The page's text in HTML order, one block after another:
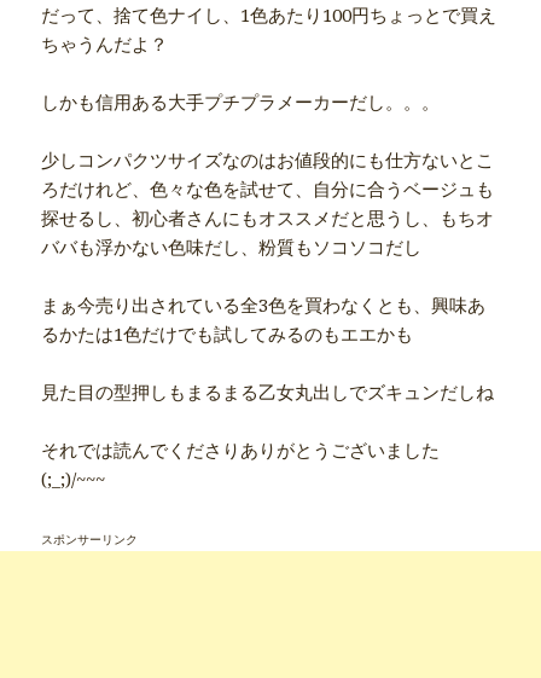
だって、捨て色ナイし、1色あたり100円ちょっとで買え
ちゃうんだよ？
しかも信用ある大手プチプラメーカーだし。。。
少しコンパクツサイズなのはお値段的にも仕方ないとこ
ろだけれど、色々な色を試せて、自分に合うベージュも
探せるし、初心者さんにもオススメだと思うし、もちオ
ババも浮かない色味だし、粉質もソコソコだし
まぁ今売り出されている全3色を買わなくとも、興味あ
るかたは1色だけでも試してみるのもエエかも
見た目の型押しもまるまる乙女丸出しでズキュンだしね
それでは読んでくださりありがとうございました
(;_;)/~~~
スポンサーリンク